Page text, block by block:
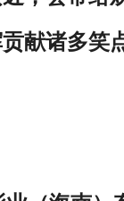
贡献诸多笑